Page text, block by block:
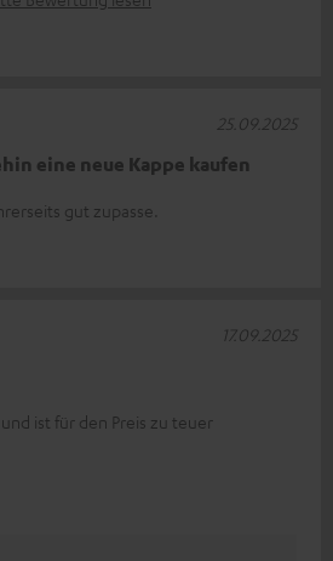
eine neue Kappe kaufen
gut zupasse.
25.09.2025
ist für den Preis zu teuer
17.09.2025